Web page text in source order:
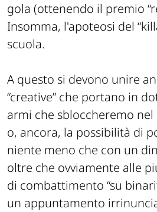
gola (ottenendo il premio
Insomma, l'apoteosi del
scuola.
A questo si devono unire
“creative” che portano in
armi che sbloccheremo
o, ancora, la possibilità di
niente meno che con un
oltre che ovviamente alle
di combattimento “su
un appuntamento